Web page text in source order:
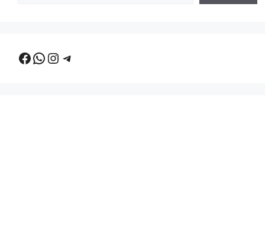
Facebook
WhatsApp
Instagram
Telegram